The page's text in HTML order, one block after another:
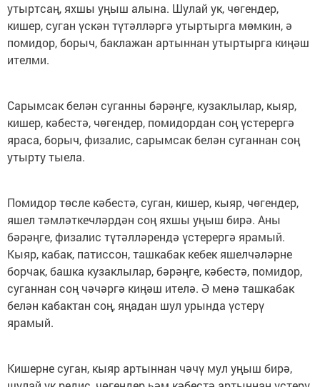
утыртсаң, яхшы уңыш алына. Шулай ук, чөгендер,
кишер, суган үскән түтәлләргә утыртырга мөмкин, ә
помидор, борыч, баклажан артыннан утыртырга киңәш
ителми.
Сарымсак белән суганны бәрәңге, кузаклылар, кыяр,
кишер, кәбестә, чөгендер, помидордан соң үстерергә
яраса, борыч, физалис, сарымсак белән суганнан соң
утырту тыела.
Помидор төсле кәбестә, суган, кишер, кыяр, чөгендер,
яшел тәмләткечләрдән соң яхшы уңыш бирә. Аны
бәрәңге, физалис түтәлләрендә үстерергә ярамый.
Кыяр, кабак, патиссон, ташкабак кебек яшелчәләрне
борчак, башка кузаклылар, бәрәңге, кәбестә, помидор,
суганнан соң чәчәргә киңәш ителә. Ә менә ташкабак
белән кабактан соң, яңадан шул урында үстерү
ярамый.
Кишерне суган, кыяр артыннан чәчү мул уңыш бирә,